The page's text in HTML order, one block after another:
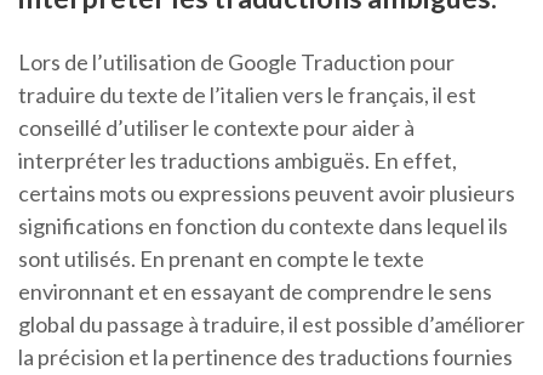
Lors de l’utilisation de Google Traduction pour
traduire du texte de l’italien vers le français, il est
conseillé d’utiliser le contexte pour aider à
interpréter les traductions ambiguës. En effet,
certains mots ou expressions peuvent avoir plusieurs
significations en fonction du contexte dans lequel ils
sont utilisés. En prenant en compte le texte
environnant et en essayant de comprendre le sens
global du passage à traduire, il est possible d’améliorer
la précision et la pertinence des traductions fournies